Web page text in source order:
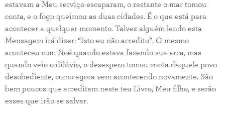
estavam a Meu serviço escaparam, o restante o mar tomou
conta, e o fogo queimou as duas cidades. É o que está para
acontecer a qualquer momento. Talvez alguém lendo esta
Mensagem irá dizer: “Isto eu não acredito”. O mesmo
aconteceu com Noé quando estava fazendo sua arca, mas
quando veio o dilúvio, o desespero tomou conta daquele povo
desobediente, como agora vem acontecendo novamente. São
bem poucos que acreditam neste teu Livro, Meu filho, e serão
esses que irão se salvar.